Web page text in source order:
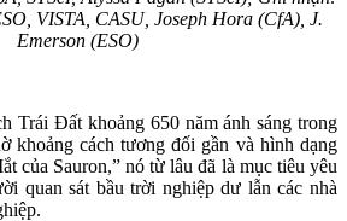
VISTA, CASU, Joseph Hora (CfA), J.
Emerson (ESO)
Trái Đất khoảng 650 năm ánh sáng trong
khoảng cách tương đối gần và hình dạng
của Sauron,” nó từ lâu đã là mục tiêu yêu
quan sát bầu trời nghiệp dư lẫn các nhà